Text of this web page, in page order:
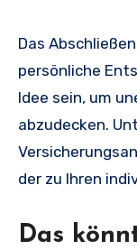
Das
persönliche
Idee sein, um
abzudecken.
der zu Ihren
Das